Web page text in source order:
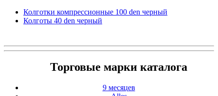
Колготки компрессионные 100 den черный
Колготы 40 den черный
Торговые марки каталога
9 месяцев